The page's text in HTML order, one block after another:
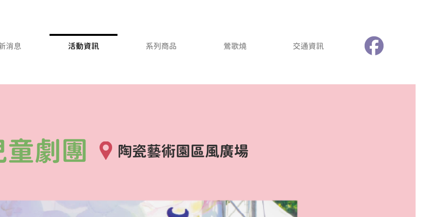
消息 活動資訊 系列商品 鶯歌燒 交通資訊
陶瓷藝術園區風廣場
童劇團